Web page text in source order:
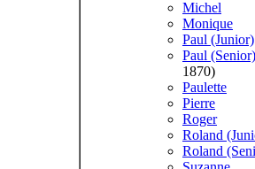
Michel
Monique
Paul (Junior)
Paul (Senior)
1870)
Paulette
Pierre
Roger
Roland
Roland